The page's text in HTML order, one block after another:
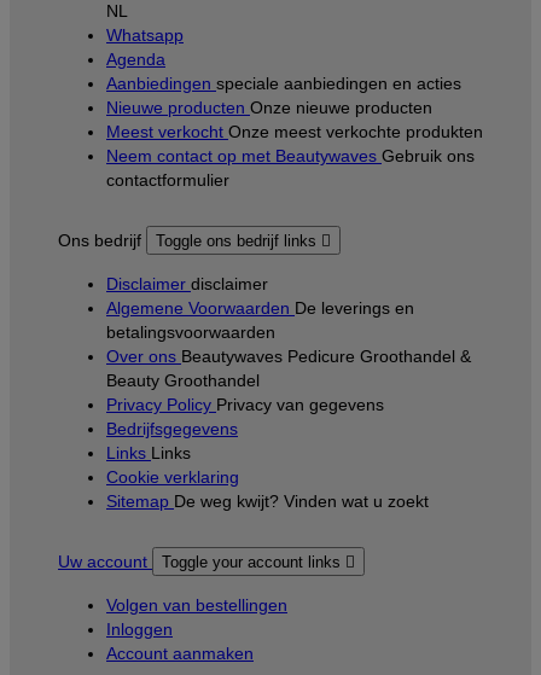
NL
Whatsapp
Agenda
Aanbiedingen speciale aanbiedingen en acties
Nieuwe producten Onze nieuwe producten
Meest verkocht Onze meest verkochte produkten
Neem contact op met Beautywaves Gebruik ons
contactformulier
Ons bedrijf Toggle ons bedrijf links 
Disclaimer disclaimer
Algemene Voorwaarden De leverings en
betalingsvoorwaarden
Over ons Beautywaves Pedicure Groothandel &
Beauty Groothandel
Privacy Policy Privacy van gegevens
Bedrijfsgegevens
Links Links
Cookie verklaring
Sitemap De weg kwijt? Vinden wat u zoekt
Uw account Toggle your account links 
Volgen van bestellingen
Inloggen
Account aanmaken